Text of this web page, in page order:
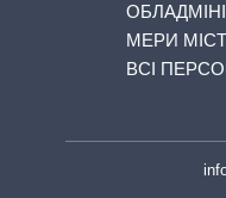
МЕРИ МІСТ
ВСІ